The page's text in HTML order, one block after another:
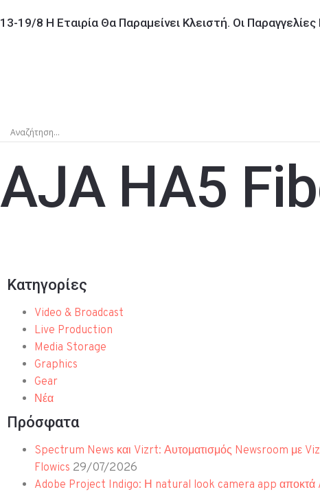
13-19/8 Η Εταιρία Θα Παραμείνει Κλειστή. Οι
AJA HA5
Κατηγορίες
Video & Broadcast
Live Production
Media Storage
Graphics
Gear
Νέα
Πρόσφατα
Spectrum News και Vizrt: Αυτοματισμός Newsroom με
Flowics 29/07/2026
Adobe Project Indigo: Η natural look camera app αποκτά